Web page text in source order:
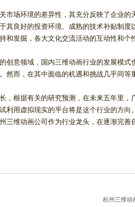
市场环境的差异性，其充分反映了企业
其良好的投资环境、成熟的技术补贴制
和发掘，各大文化交流活动的互动性和个
创意领域，国内三维动画行业的发展模
然而，在其中面临的机遇和挑战几乎同
，根据有关的研究预测，在未来五年里
利用虚拟现实的平台将是这个行业的方
三维动画公司作为行业龙头，在逐渐完
杭州三维动